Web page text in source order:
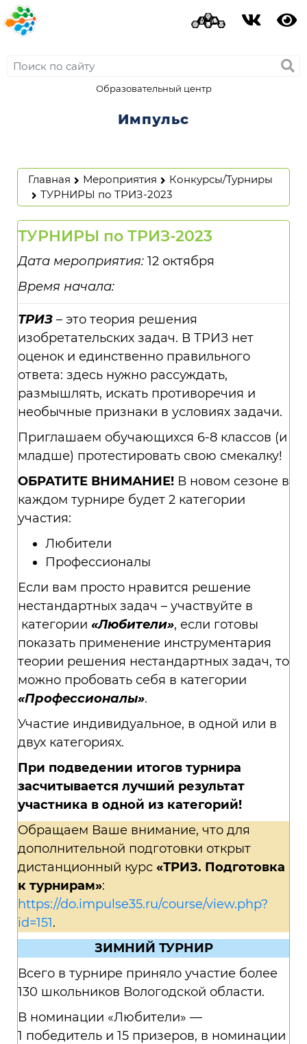
Образовательный центр
Импульс
Главная Мероприятия
Конкурсы/Турниры
ТУРНИРЫ по ТРИЗ-2023
ТУРНИРЫ по ТРИЗ-2023
Дата мероприятия: 12 октября
Время начала:
ТРИЗ – это теория решения
изобретательских задач. В ТРИЗ нет
оценок и единственно правильного
ответа: здесь нужно рассуждать,
размышлять, искать противоречия и
необычные признаки в условиях задачи.
Приглашаем обучающихся 6-8 классов (и
младше) протестировать свою смекалку!
ОБРАТИТЕ ВНИМАНИЕ! В новом сезоне в
каждом турнире будет 2 категории
участия:
Любители
Профессионалы
Если вам просто нравится решение
нестандартных задач – участвуйте в
категории «Любители», если готовы
показать применение инструментария
теории решения нестандартных задач, то
можно пробовать себя в категории
«Профессионалы».
Участие индивидуальное, в одной или в
двух категориях.
При подведении итогов турнира
засчитывается лучший результат
участника в одной из категорий!
Обращаем Ваше внимание, что для
дополнительной подготовки открыт
дистанционный курс «ТРИЗ. Подготовка
к турнирам»:
https://do.impulse35.ru/course/view.php?
id=151.
ЗИМНИЙ ТУРНИР
Всего в турнире приняло участие более
130 школьников Вологодской области.
В номинации «Любители» —
1 победитель и 15 призеров, в номинации